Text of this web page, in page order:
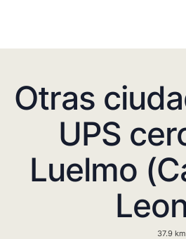
Otras
UPS
Luelmo
37.9 km